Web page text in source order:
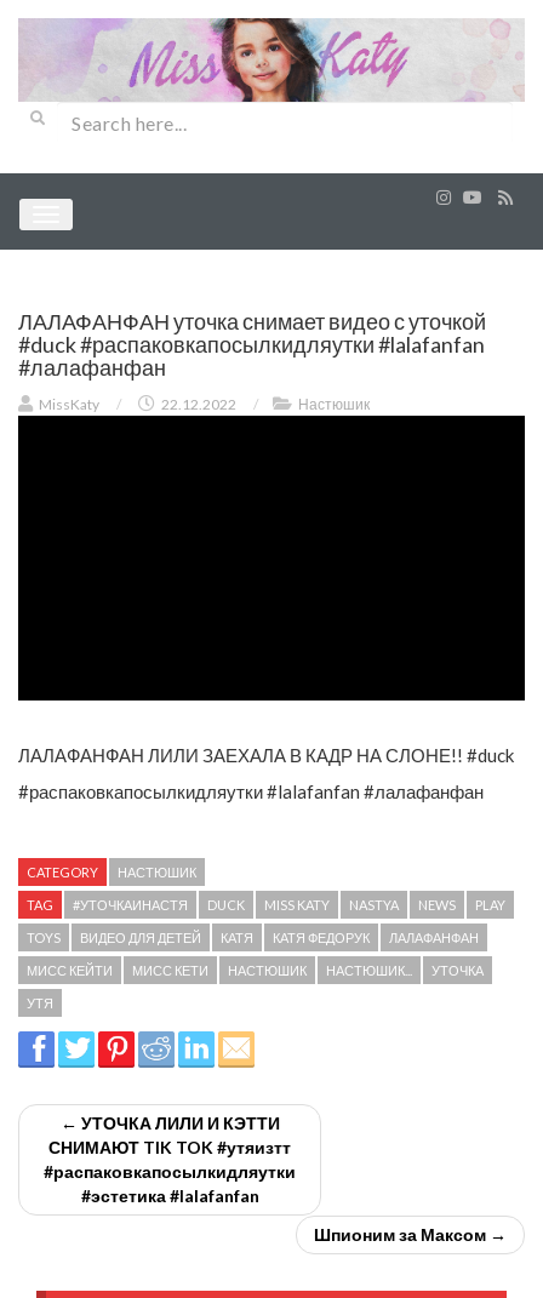
ЛАЛАФАНФАН уточка снимает видео с уточкой
#duck #распаковкапосылкидляутки #lalafanfan
#лалафанфан
MissKaty / 22.12.2022 / Настюшик
ЛАЛАФАНФАН ЛИЛИ ЗАЕХАЛА В КАДР НА СЛОНЕ!! #duck
#распаковкапосылкидляутки #lalafanfan #лалафанфан
CATEGORY НАСТЮШИК
TAG #УТОЧКАИНАСТЯ DUCK MISS KATY NASTYA NEWS PLAY
TOYS ВИДЕО ДЛЯ ДЕТЕЙ КАТЯ КАТЯ ФЕДОРУК ЛАЛАФАНФАН
МИСС КЕЙТИ МИСС КЕТИ НАСТЮШИК НАСТЮШИК... УТОЧКА
УТЯ
← УТОЧКА ЛИЛИ И КЭТТИ
СНИМАЮТ TIK TOK #утяизтт
#распаковкапосылкидляутки
#эстетика #lalafanfan
Шпионим за Максом →